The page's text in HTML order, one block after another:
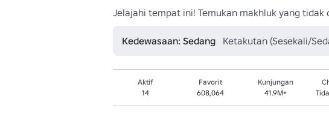
Jelajahi tempat ini! Temukan makhluk yang
Kedewasaan: Sedang Ketakutan (Sesekali/
Aktif
14
Favorit
608,064
Kunjungan
41.9M+